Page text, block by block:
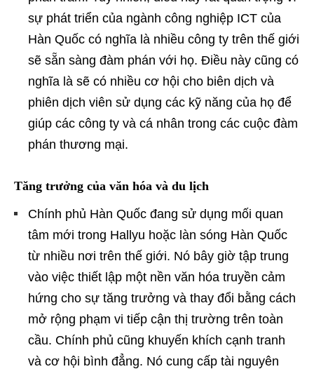
sự phát triển của ngành công nghiệp ICT của
Hàn Quốc có nghĩa là nhiều công ty trên thế giới
sẽ sẵn sàng đàm phán với họ. Điều này cũng có
nghĩa là sẽ có nhiều cơ hội cho biên dịch và
phiên dịch viên sử dụng các kỹ năng của họ để
giúp các công ty và cá nhân trong các cuộc đàm
phán thương mại.
Tăng trưởng của văn hóa và du lịch
Chính phủ Hàn Quốc đang sử dụng mối quan
tâm mới trong Hallyu hoặc làn sóng Hàn Quốc
từ nhiều nơi trên thế giới. Nó bây giờ tập trung
vào việc thiết lập một nền văn hóa truyền cảm
hứng cho sự tăng trưởng và thay đổi bằng cách
mở rộng phạm vi tiếp cận thị trường trên toàn
cầu. Chính phủ cũng khuyến khích cạnh tranh
và cơ hội bình đẳng. Nó cung cấp tài nguyên